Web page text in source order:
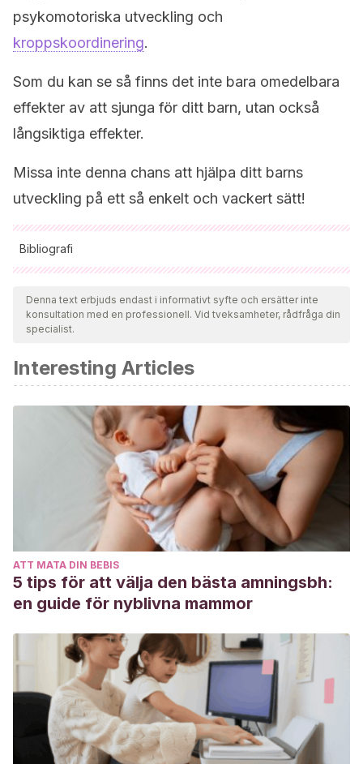
psykomotoriska utveckling och
kroppskoordinering.
Som du kan se så finns det inte bara omedelbara
effekter av att sjunga för ditt barn, utan också
långsiktiga effekter.
Missa inte denna chans att hjälpa ditt barns
utveckling på ett så enkelt och vackert sätt!
Bibliografi
Samtliga citerade källor har granskats noggrant av vårt team
för att säkerställa deras kvalitet, tillförlitlighet, aktualitet och
giltighet. Bibliografin för denna artikel ansågs vara tillförlitlig
Español, S. M., & M y Pattin, M.
movimiento en el habla y en el canto dirigidos a bebés. In
VII Reunión Anual de SACCoM (Sociedad Argentina para
las Ciencias Cognitivas de la Música)
. Saccom.
https://www.aacademica.org/silvia.espanol/18
de Castro, M. I. R.
(2003). Cantar aos bebés: das práticas
de cantar durante a prestação de cuidados e dos efeitos
de uma canção de embalar no sono dos bebés.
https://repositorio-
aberto.up.pt/bitstream/10216/23386/2/29977.pdf
Shifres, F.
(2011). La expresión en el canto dirigido al
bebé.
Psicología del Desarrollo
http://sedici.unlp.edu.ar/handle/10915/53363
Denna text erbjuds endast i informativt syfte och ersätter inte
konsultation med en professionell. Vid tveksamheter, rådfråga din
specialist.
Interesting Articles
ATT MATA DIN BEBIS
5 tips för att välja den bästa amningsbh:
en guide för nyblivna mammor